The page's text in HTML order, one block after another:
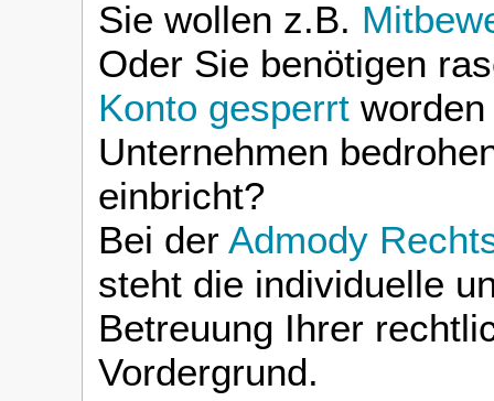
Sie wollen z.B.
Oder Sie benötigen
Konto gesperrt
Unternehmen
einbricht?
Bei der Admody
steht die individuelle
Betreuung Ihrer
Vordergrund.